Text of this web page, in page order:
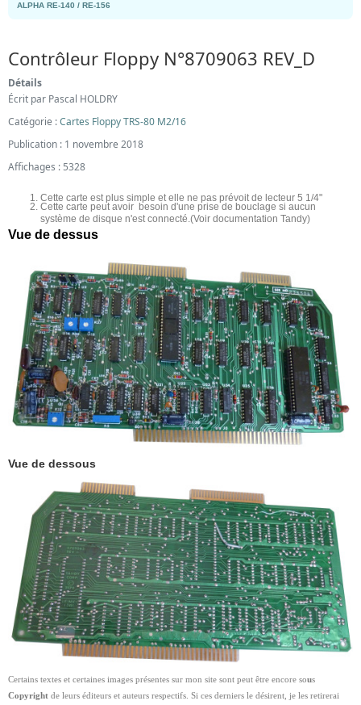
ALPHA RE-140 / RE-156
Contrôleur Floppy N°8709063 REV_D
Détails
Écrit par Pascal HOLDRY
Catégorie :Cartes Floppy TRS-80 M2/16
Publication : 1 novembre 2018
Affichages : 5328
Cette carte est plus simple et elle ne pas prévoit de lecteur 5 1/4"
Cette carte peut avoir besoin d'une prise de bouclage si aucun
système de disque n'est connecté. (Voir documentation Tandy)
Vue de dessus
Vue de dessous
Certains textes et certaines images présentes sur mon site sont peut être encore sous
Copyright de leurs éditeurs et auteurs respectifs. Si ces derniers le désirent, je les retirerai